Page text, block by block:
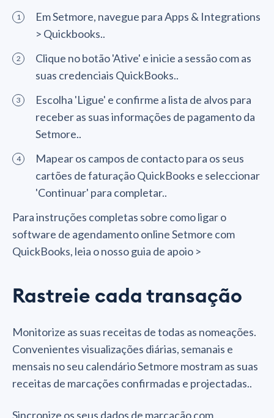
Em Setmore, navegue para Apps & Integrations
> Quickbooks..
Clique no botão 'Ative' e inicie a sessão com as
suas credenciais QuickBooks..
Escolha 'Ligue' e confirme a lista de alvos para
receber as suas informações de pagamento da
Setmore..
Mapear os campos de contacto para os seus
cartões de faturação QuickBooks e seleccionar
'Continuar' para completar..
Para instruções completas sobre como ligar o
software de agendamento online Setmore com
QuickBooks, leia o nosso guia de apoio >
Rastreie cada transação
Monitorize as suas receitas de todas as nomeações.
Convenientes visualizações diárias, semanais e
mensais no seu calendário Setmore mostram as suas
receitas de marcações confirmadas e projectadas..
Sincronize os seus dados de marcação com